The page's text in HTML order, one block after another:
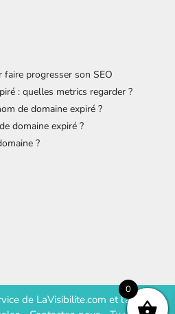
progresser son SEO
: quelles metrics regarder ?
de domaine expiré ?
domaine expiré ?
?
de LaVisibilite.com etl'agence
0